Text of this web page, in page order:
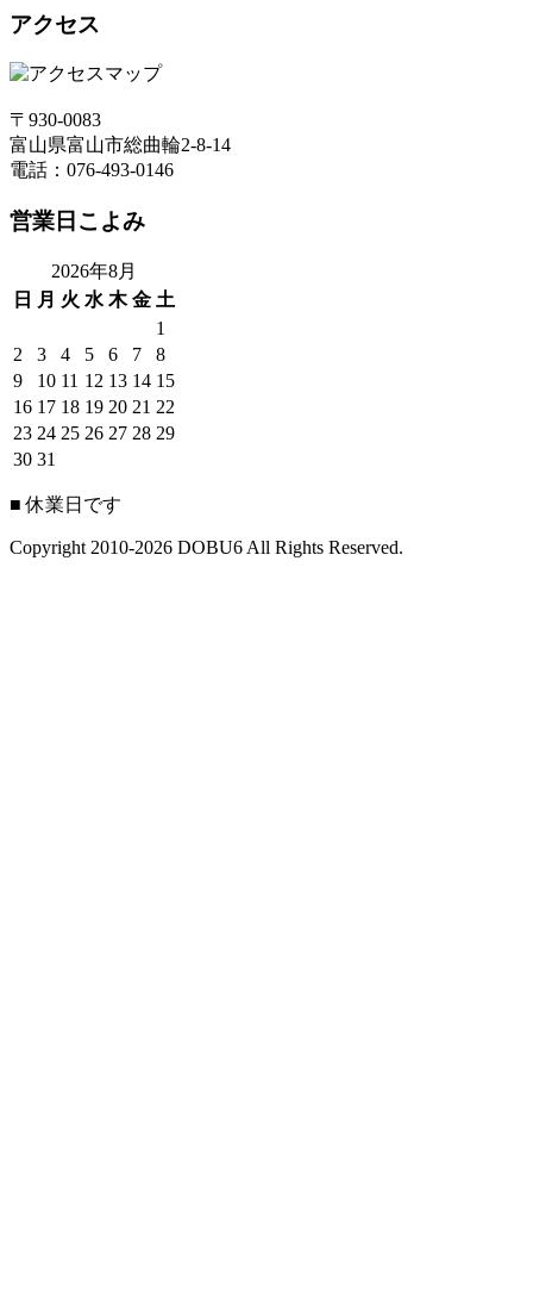
アクセス
〒930-0083
富山県富山市総曲輪2-8-14
電話：076-493-0146
営業日こよみ
2026年8月
日
月 火 水 木 金 土
1
2
3 4 5 6 7
8
9
10 11 12 13 14 15
16 17 18 19 20 21 22
23 24 25 26 27 28 29
30 31
■ 休業日です
Copyright 2010-2026 DOBU6 All Rights Reserved.